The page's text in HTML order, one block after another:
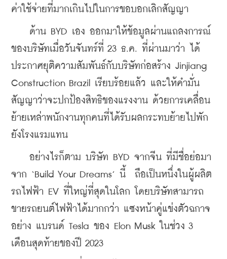
ค่าใช้จ่ายที่มากเกินไปในการขอบอกเลิกสัญญา
ด้าน BYD เอง ออกมาให้ข้อมูลผ่านแถลงการณ์
ของบริษัทเมื่อวันจันทร์ที่ 23 ธ.ค. ที่ผ่านมาว่า ได้
ประกาศยุติความสัมพันธ์กับบริษัทก่อสร้าง Jinjiang
Construction Brazil เรียบร้อยแล้ว และให้คำมั่น
สัญญาว่าจะปกป้องสิทธิของแรงงาน ด้วยการเคลื่อน
ย้ายเหล่าพนักงานทุกคนที่ได้รับผลกระทบย้ายไปพัก
ยังโรงแรมแทน
อย่างไรก็ตาม บริษัท BYD จากจีน ที่มีชื่อย่อมา
จาก ‘Build Your Dreams’ นี้  ถือเป็นหนึ่งในผู้ผลิต
รถไฟฟ้า EV ที่ใหญ่ที่สุดในโลก โดยบริษัทสามารถ
ขายรถยนต์ไฟฟ้าได้มากกว่า แซงหน้าคู่แข่งตัวฉกาจ
อย่าง แบรนด์ Tesla ของ Elon Musk ในช่วง 3
เดือนสุดท้ายของปี 2023